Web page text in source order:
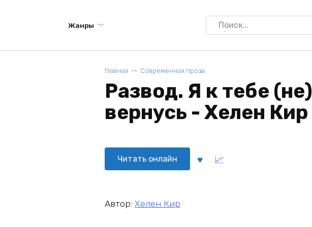
Жанры
Search
for:
Главная Современная проза
Развод. Я к тебе (не)
вернусь - Хелен Кир
Читать онлайн
Автор: Хелен Кир